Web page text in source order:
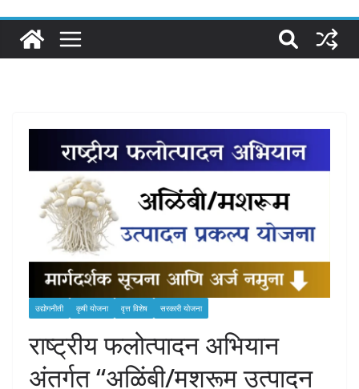
उद्योगनीती कृषी योजना वृत्त विशेष सरकारी योजना
राष्ट्रीय फलोत्पादन अभियान
अंतर्गत “अळिंबी/मशरूम उत्पादन